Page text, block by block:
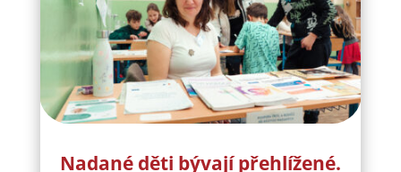
Nadané děti bývají přehlížené.